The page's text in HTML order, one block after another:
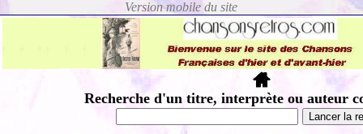
Recherche d'un titre, interprète ou auteur